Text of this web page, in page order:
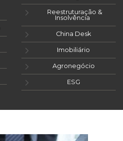
Reestruturação &
Insolvência
China Desk
Imobiliário
Agronegócio
ESG